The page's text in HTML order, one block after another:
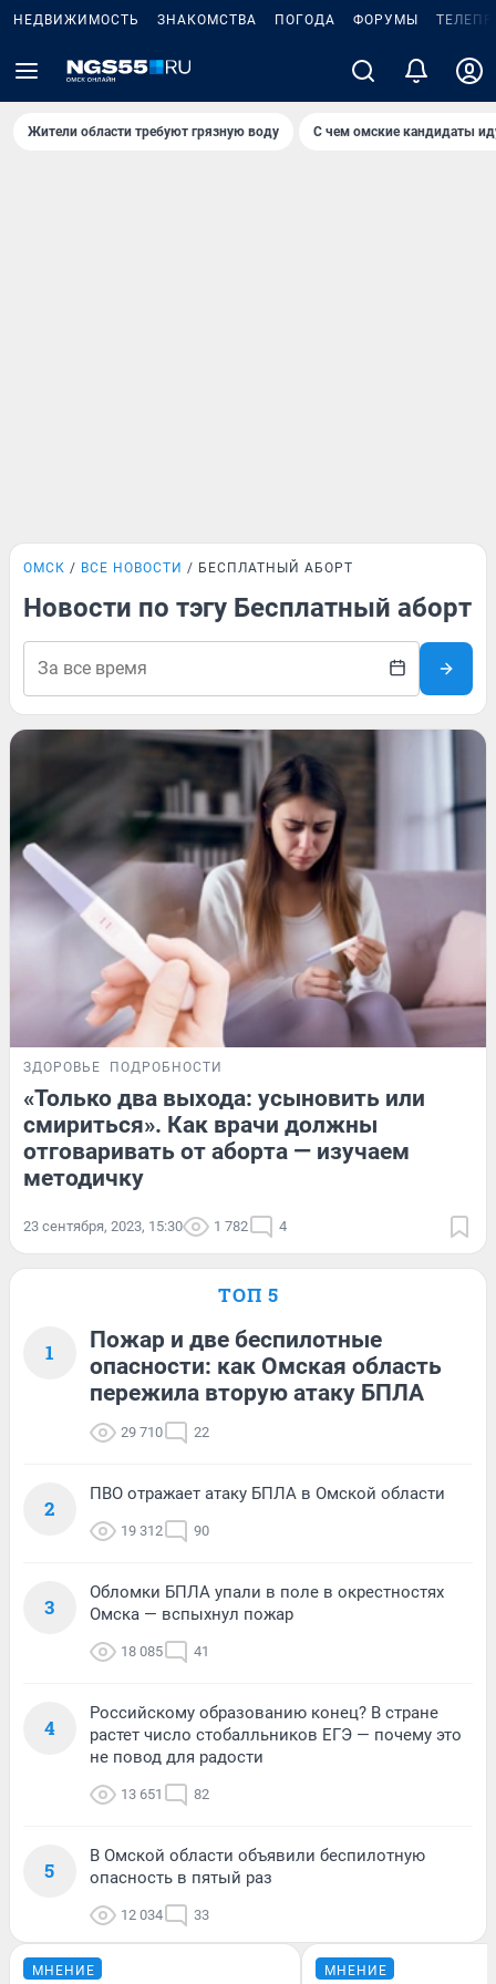
НЕДВИЖИМОСТЬ ЗНАКОМСТВА ПОГОДА ФОРУМЫ
Жители области требуют грязную воду С чем омские кандидаты
ОМСК ВСЕ НОВОСТИ БЕСПЛАТНЫЙ АБОРТ
Новости по тэгу Бесплатный аборт
ЗДОРОВЬЕ ПОДРОБНОСТИ
«Только два выхода: усыновить или
смириться». Как врачи должны
отговаривать от аборта — изучаем
методичку
23 сентября, 2023, 15:30 1 782 4
ТОП 5
1
Пожар и две беспилотные
опасности: как Омская область
пережила вторую атаку БПЛА
29 710 22
2
ПВО отражает атаку БПЛА в Омской области
19 312 90
3
Обломки БПЛА упали в поле в окрестностях
Омска — вспыхнул пожар
18 085 41
4
Российскому образованию конец? В стране
растет число стобалльников ЕГЭ — почему это
не повод для радости
13 651 82
5
В Омской области объявили беспилотную
опасность в пятый раз
12 034 33
МНЕНИЕ МНЕНИЕ